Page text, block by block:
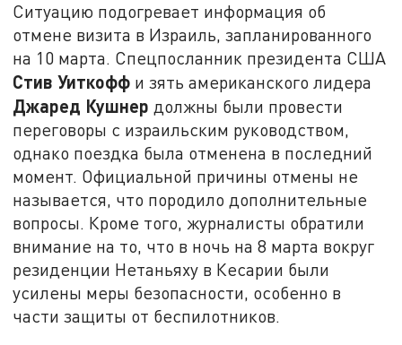
Ситуацию подогревает информация об
отмене визита в Израиль, запланированного
на 10 марта. Спецпосланник президента США
Стив Уиткофф и зять американского лидера
Джаред Кушнер должны были провести
переговоры с израильским руководством,
однако поездка была отменена в последний
момент. Официальной причины отмены не
называется, что породило дополнительные
вопросы. Кроме того, журналисты обратили
внимание на то, что в ночь на 8 марта вокруг
резиденции Нетаньяху в Кесарии были
усилены меры безопасности, особенно в
части защиты от беспилотников.